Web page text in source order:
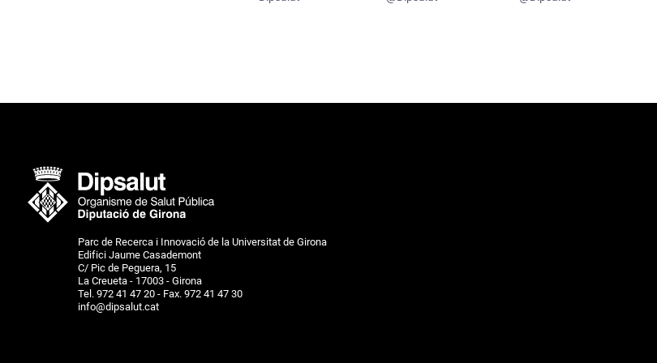
Parc de Recerca i Innovació de la Universitat de Girona
Edifici Jaume Casademont
C/ Pic de Peguera, 15
La Creueta - 17003 - Girona
Tel. 972 41 47 20 - Fax. 972 41 47 30
info@dipsalut.cat